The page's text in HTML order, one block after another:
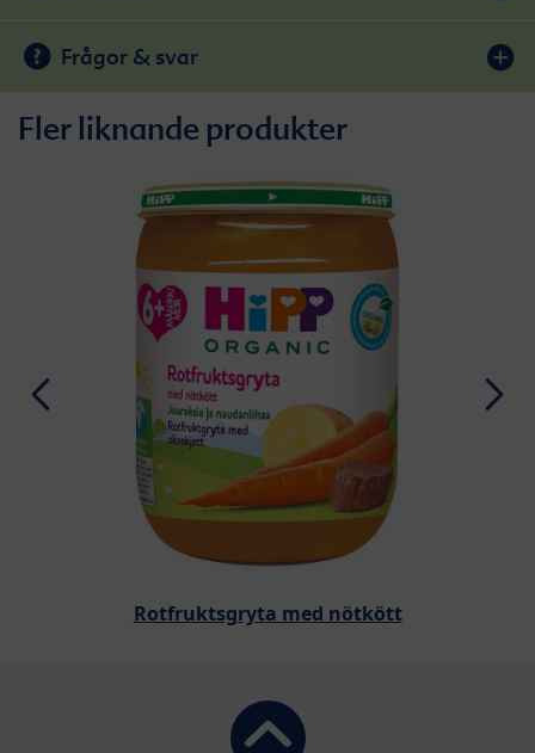
Frågor & svar
Fler liknande produkter
Rotfruktsgryta med nötkött